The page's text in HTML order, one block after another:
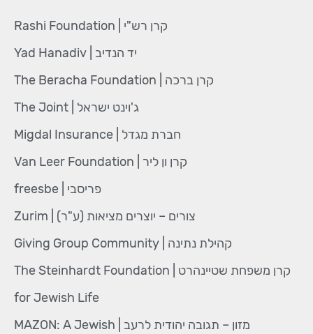
קרן רש"י | Rashi Foundation
יד הנדיב | Yad Hanadiv
קרן ברכה | The Beracha Foundation
ג'וינט ישראל | The Joint
חברת מגדל | Migdal Insurance
קרן ון ליר | Van Leer Foundation
פריסבי | freesbe
צורים – יוצרים מציאות (ע"ר) | Zurim
קהילת נתינה | Giving Group Community
קרן משפחת שטיינהרט | The Steinhardt Foundation
for Jewish Life
מזון – תגובה יהודית לרעב | MAZON: A Jewish